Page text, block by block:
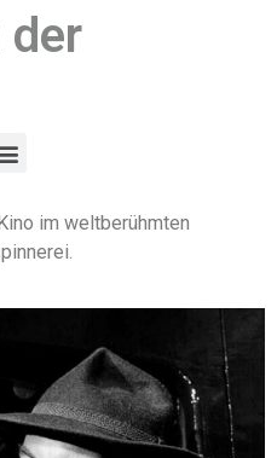
der
im weltberühmten